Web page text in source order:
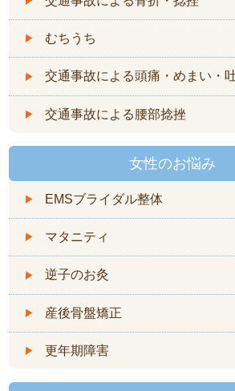
むちうち
交通事故による頭痛・めまい・
交通事故による腰部捻挫
女性のお悩み
EMSブライダル整体
マタニティ
逆子のお灸
産後骨盤矯正
更年期障害